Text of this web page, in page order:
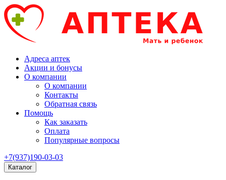
Адреса аптек
Акции и бонусы
О компании
О компании
Контакты
Обратная связь
Помощь
Как заказать
Оплата
Популярные вопросы
+7(937)190-03-03
Каталог